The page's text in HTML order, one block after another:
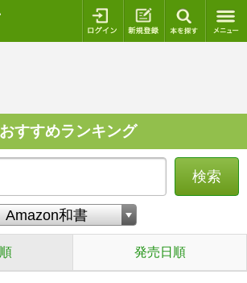
ログイン 新規登録
すすめランキング
検索
発売日順